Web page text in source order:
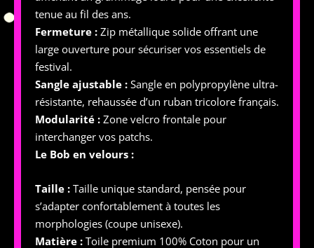
tenue au fil des ans.
Fermeture : Zip métallique solide offrant une
large ouverture pour sécuriser vos essentiels de
festival.
Sangle ajustable : Sangle en polypropylène ultra-
résistante, rehaussée d’un ruban tricolore français.
Modularité : Zone velcro frontale pour
interchanger vos patchs.
Le Bob en velours :
Taille : Taille unique standard, pensée pour
s’adapter confortablement à toutes les
morphologies (coupe unisexe).
Matière : Toile premium 100% Coton pour un